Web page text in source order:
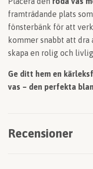
framträdande plats
fönsterbänk för att
kommer snabbt att
skapa en rolig och
Ge ditt hem en
vas – den perfekta
Recensioner